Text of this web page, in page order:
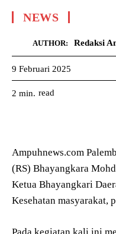
NEWS
AUTHOR: Redaksi
9 Februari 2025
2 min. read
Ampuhnews.com
(RS) Bhayangkara
Ketua Bhayangkari
Kesehatan masyarakat,
Pada kegiatan kali ini